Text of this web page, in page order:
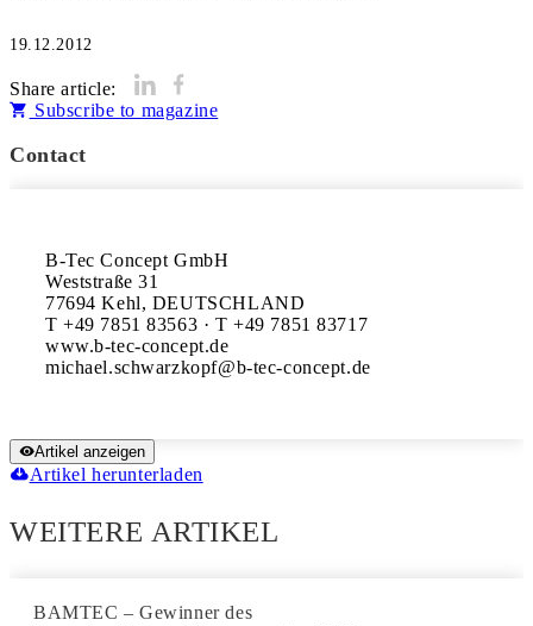
19.12.2012
Share article:
Subscribe to magazine
Contact
B-Tec Concept GmbH
Weststraße 31
77694 Kehl, DEUTSCHLAND
T +49 7851 83563 · T +49 7851 83717
www.b-tec-concept.de
Artikel anzeigen
Artikel herunterladen
WEITERE ARTIKEL
BAMTEC – Gewinner des